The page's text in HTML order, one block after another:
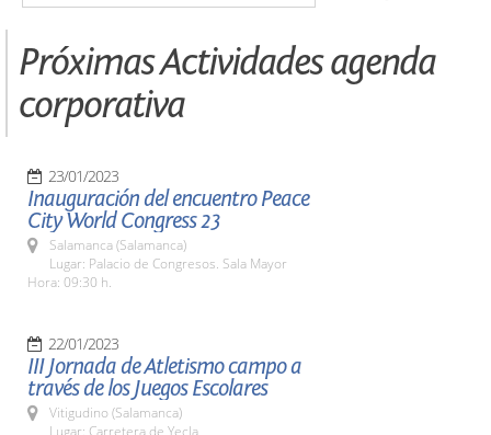
Próximas Actividades agenda
corporativa
23/01/2023
Inauguración del encuentro Peace
City World Congress 23
Salamanca (Salamanca)
Lugar: Palacio de Congresos. Sala Mayor
Hora: 09:30 h.
22/01/2023
III Jornada de Atletismo campo a
través de los Juegos Escolares
Vitigudino (Salamanca)
Lugar: Carretera de Yecla